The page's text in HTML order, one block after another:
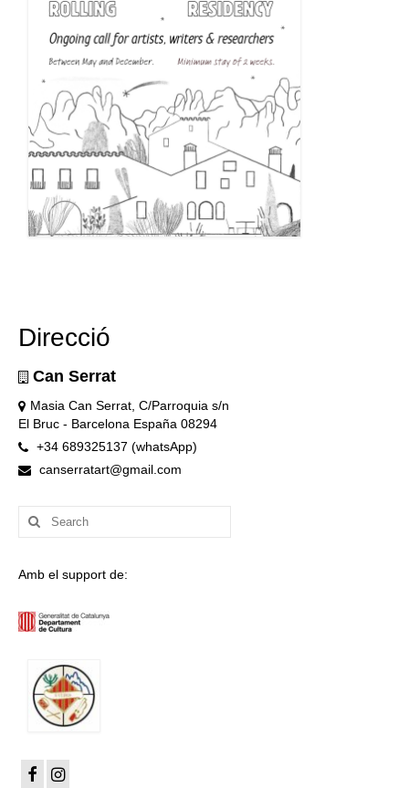
Direcció
Can Serrat
Masia Can Serrat, C/Parroquia s/n
El Bruc - Barcelona España 08294
+34 689325137 (whatsApp)
canserratart@gmail.com
Search
for:
Amb el support de: